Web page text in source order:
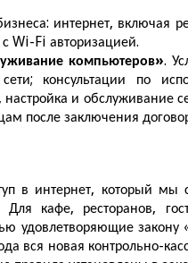
интернет, включая
Wi-Fi авторизацией.
компьютеров».
консультации по
и обслуживание
после заключения
в интернет, который
Для кафе, ресторанов,
удовлетворяющие
новая контрольно-